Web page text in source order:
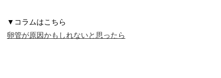
▼コラムはこちら
卵管が原因かもしれないと思ったら